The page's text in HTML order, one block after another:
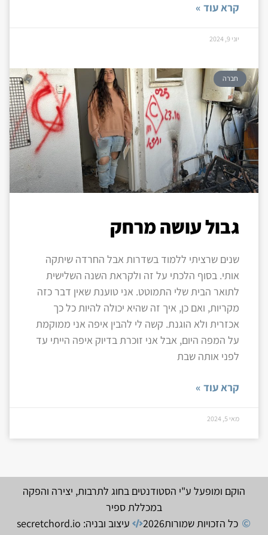
קרא עוד »
יוני 9, 2024
חברה
גבול עושה מרחק
שנים שרציתי ללמוד בשדרות אבל החרדה שיתקה
אותי. בסוף הלכתי על זה ולקראת השנה השלישית
לתואר הבית שלי התמוטט. אני טוענת שאין דבר כזה
מקריות, ואם כן, איך זה שהיא יכולה להיות כל כך
אכזרית ולא הוגנת. קשה לי להבין איפה אני ממוקמת
על המפה היום, אבל אני זוכרת בדיוק איפה הייתי עד
לפני אותה שבת
קרא עוד »
מאי 5, 2024
הוקם ומופעל ע"י הסטודנטים בחוג לתרבות, יצירה והפקה
במכללת ספיר
כל הזכויות שמורות2026 עיצוב ובניה: secretchord.io